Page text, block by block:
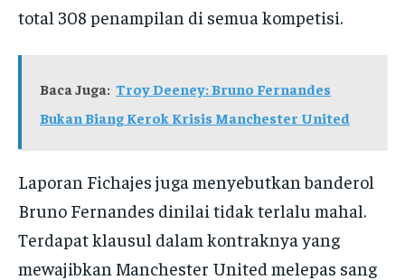
total 308 penampilan di semua kompetisi.
Baca Juga: Troy Deeney: Bruno Fernandes
Bukan Biang Kerok Krisis Manchester United
Laporan Fichajes juga menyebutkan banderol
Bruno Fernandes dinilai tidak terlalu mahal.
Terdapat klausul dalam kontraknya yang
mewajibkan Manchester United melepas sang